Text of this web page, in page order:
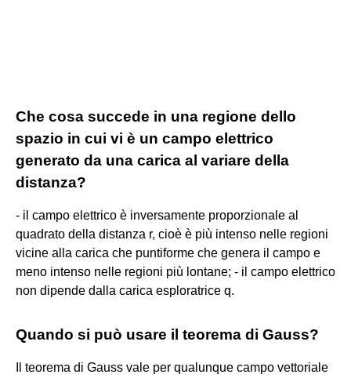
Che cosa succede in una regione dello
spazio in cui vi è un campo elettrico
generato da una carica al variare della
distanza?
- il campo elettrico è inversamente proporzionale al
quadrato della distanza r, cioè è più intenso nelle regioni
vicine alla carica che puntiforme che genera il campo e
meno intenso nelle regioni più lontane; - il campo elettrico
non dipende dalla carica esploratrice q.
Quando si può usare il teorema di Gauss?
Il teorema di Gauss vale per qualunque campo vettoriale